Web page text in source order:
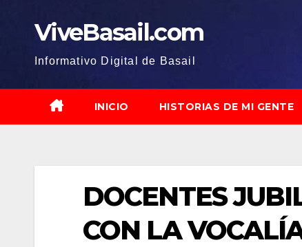
ViveBasail.com
Informativo Digital de Basail
INICIO HISTORIAS DE MI GENTE
DOCENTES
CON LA